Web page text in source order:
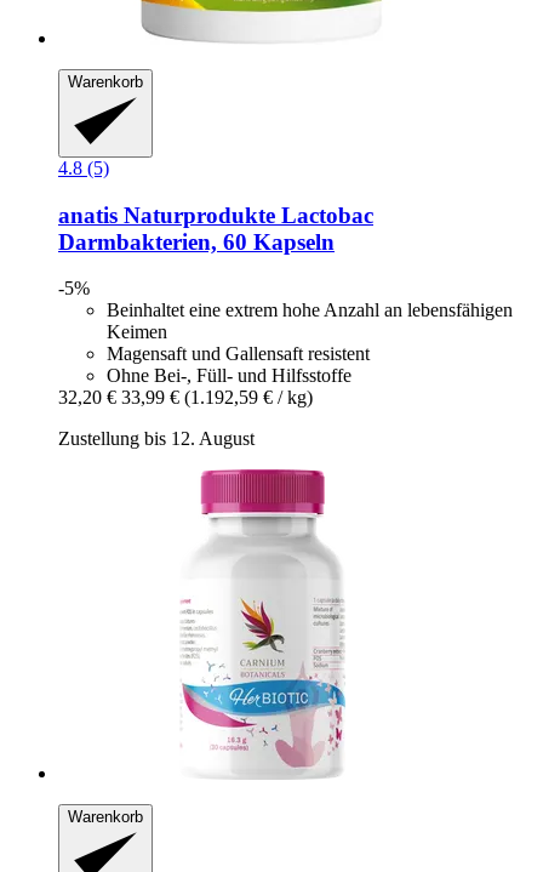
Warenkorb
4.8 (5)
anatis Naturprodukte Lactobac
Darmbakterien, 60 Kapseln
-5%
Beinhaltet eine extrem hohe Anzahl an lebensfähigen
Keimen
Magensaft und Gallensaft resistent
Ohne Bei-, Füll- und Hilfsstoffe
32,20 € 33,99 € (1.192,59 € / kg)
Zustellung bis 12. August
Warenkorb